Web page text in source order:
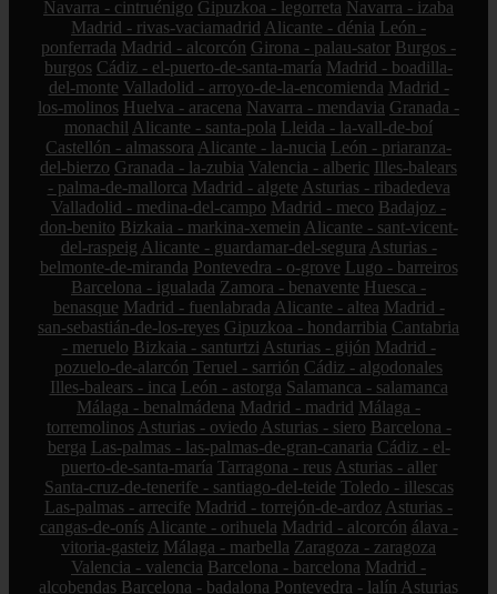
Navarra - cintruénigo Gipuzkoa - legorreta Navarra - izaba
Madrid - rivas-vaciamadrid Alicante - dénia León -
ponferrada Madrid - alcorcón Girona - palau-sator Burgos -
burgos Cádiz - el-puerto-de-santa-maría Madrid - boadilla-
del-monte Valladolid - arroyo-de-la-encomienda Madrid -
los-molinos Huelva - aracena Navarra - mendavia Granada -
monachil Alicante - santa-pola Lleida - la-vall-de-boí
Castellón - almassora Alicante - la-nucia León - priaranza-
del-bierzo Granada - la-zubia Valencia - alberic Illes-balears
- palma-de-mallorca Madrid - algete Asturias - ribadedeva
Valladolid - medina-del-campo Madrid - meco Badajoz -
don-benito Bizkaia - markina-xemein Alicante - sant-vicent-
del-raspeig Alicante - guardamar-del-segura Asturias -
belmonte-de-miranda Pontevedra - o-grove Lugo - barreiros
Barcelona - igualada Zamora - benavente Huesca -
benasque Madrid - fuenlabrada Alicante - altea Madrid -
san-sebastián-de-los-reyes Gipuzkoa - hondarribia Cantabria
- meruelo Bizkaia - santurtzi Asturias - gijón Madrid -
pozuelo-de-alarcón Teruel - sarrión Cádiz - algodonales
Illes-balears - inca León - astorga Salamanca - salamanca
Málaga - benalmádena Madrid - madrid Málaga -
torremolinos Asturias - oviedo Asturias - siero Barcelona -
berga Las-palmas - las-palmas-de-gran-canaria Cádiz - el-
puerto-de-santa-maría Tarragona - reus Asturias - aller
Santa-cruz-de-tenerife - santiago-del-teide Toledo - illescas
Las-palmas - arrecife Madrid - torrejón-de-ardoz Asturias -
cangas-de-onís Alicante - orihuela Madrid - alcorcón álava -
vitoria-gasteiz Málaga - marbella Zaragoza - zaragoza
Valencia - valencia Barcelona - barcelona Madrid -
alcobendas Barcelona - badalona Pontevedra - lalín Asturias